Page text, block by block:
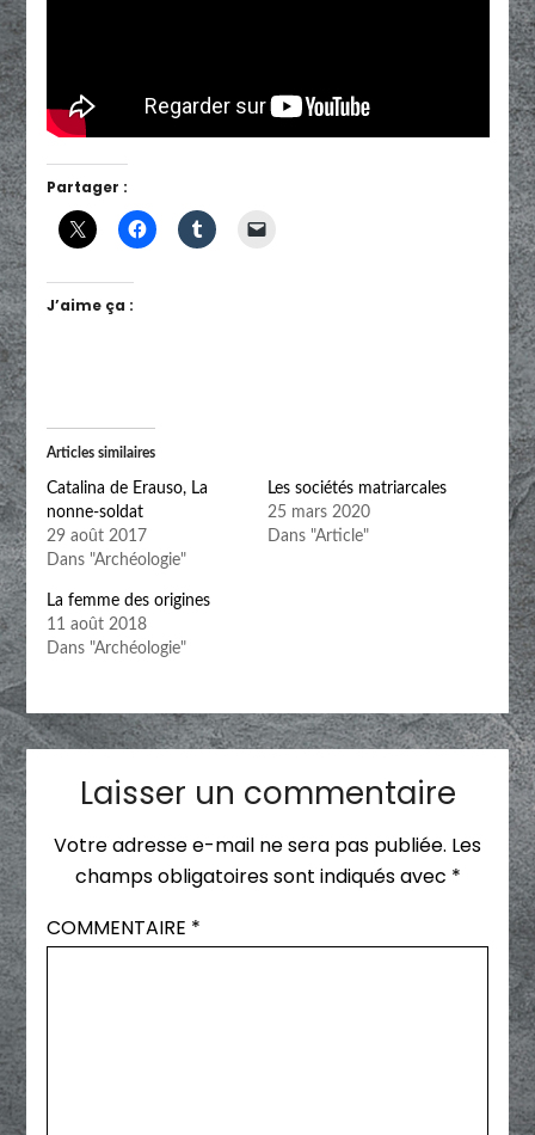
Partager :
J’aime ça :
Articles similaires
Catalina de Erauso, La
nonne-soldat
29 août 2017
Dans "Archéologie"
Les sociétés matriarcales
25 mars 2020
Dans "Article"
La femme des origines
11 août 2018
Dans "Archéologie"
Laisser un commentaire
Votre adresse e-mail ne sera pas publiée. Les
champs obligatoires sont indiqués avec *
COMMENTAIRE *